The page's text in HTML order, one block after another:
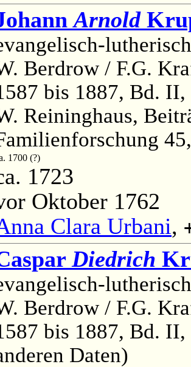
Arnold
Berdrow / F.G.
bis 1887, Bd.
Reininghaus,
1700 (?)
1723
Oktober 1762
Clara Urbani,
Diedrich
Berdrow / F.G.
bis 1887, Bd.
Daten)